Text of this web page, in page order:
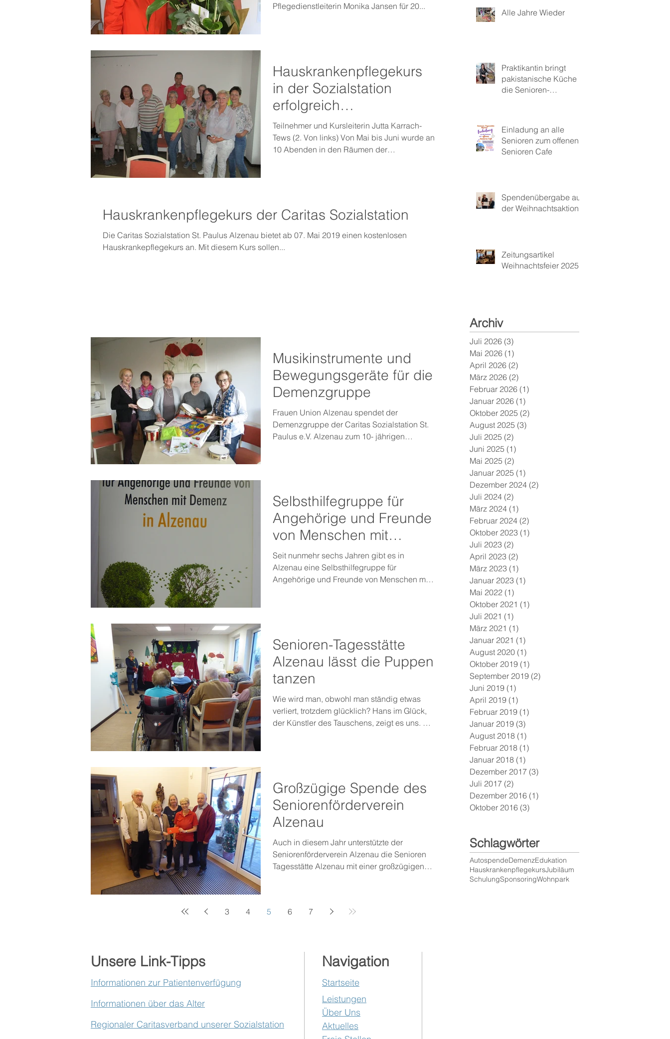
Pflegedienstleiterin Monika Jansen für 20...
Hauskrankenpflegekurs
in der Sozialstation
erfolgreich
abgeschlossen
Teilnehmer und Kursleiterin Jutta Karrach-
Tews (2. Von links) Von Mai bis Juni wurde an
10 Abenden in den Räumen der
Hauskrankenpflegekurs der Caritas Sozialstation
Die Caritas Sozialstation St. Paulus Alzenau bietet ab 07. Mai 2019 einen kostenlosen
Hauskrankepflegekurs an. Mit diesem Kurs sollen...
Musikinstrumente und
Bewegungsgeräte für die
Demenzgruppe
Frauen Union Alzenau spendet der
Demenzgruppe der Caritas Sozialstation St.
Paulus e.V. Alzenau zum 10- jährigen
Selbsthilfegruppe für
Angehörige und Freunde
von Menschen mit
Demenz in Alzenau
Seit nunmehr sechs Jahren gibt es in
Alzenau eine Selbsthilfegruppe für
Angehörige und Freunde von Menschen mit
Senioren-Tagesstätte
Alzenau lässt die Puppen
tanzen
Wie wird man, obwohl man ständig etwas
verliert, trotzdem glücklich? Hans im Glück,
der Künstler des Tauschens, zeigt es uns. Mit
Großzügige Spende des
Seniorenförderverein
Alzenau
Auch in diesem Jahr unterstützte der
Seniorenförderverein Alzenau die Senioren
Tagesstätte Alzenau mit einer großzügigen
3 4 5 6 7
Alle Jahre Wieder
Praktikantin bringt
pakistanische Küche in
die Senioren-
Einladung an alle
Senioren zum offenen
Senioren Cafe
Spendenübergabe aus
der Weihnachtsaktion
Zeitungsartikel
Weihnachtsfeier 2025
Archiv
Juli 2026 (3)
Mai 2026 (1)
April 2026 (2)
März 2026 (2)
Februar 2026 (1)
Januar 2026 (1)
Oktober 2025 (2)
August 2025 (3)
Juli 2025 (2)
Juni 2025 (1)
Mai 2025 (2)
Januar 2025 (1)
Dezember 2024 (2)
Juli 2024 (2)
März 2024 (1)
Februar 2024 (2)
Oktober 2023 (1)
Juli 2023 (2)
April 2023 (2)
März 2023 (1)
Januar 2023 (1)
Mai 2022 (1)
Oktober 2021 (1)
Juli 2021 (1)
März 2021 (1)
Januar 2021 (1)
August 2020 (1)
Oktober 2019 (1)
September 2019 (2)
Juni 2019 (1)
April 2019 (1)
Februar 2019 (1)
Januar 2019 (3)
August 2018 (1)
Februar 2018 (1)
Januar 2018 (1)
Dezember 2017 (3)
Juli 2017 (2)
Dezember 2016 (1)
Oktober 2016 (3)
Schlagwörter
AutospendeDemenzEdukation
HauskrankenpflegekursJubiläum
SchulungSponsoringWohnpark
Unsere Link-Tipps
Informationen zur Patientenverfügung
Informationen über das Alter
Regionaler Caritasverband unserer Sozialstation
Navigation
Startseite
Leistungen
Über Uns
Aktuelles